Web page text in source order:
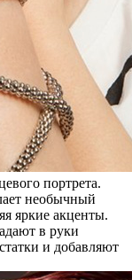
портрета.
необычный
яркие акценты.
в руки
и добавляют